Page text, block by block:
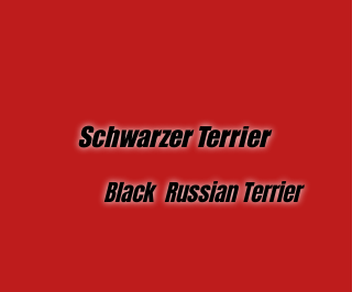
Schwarzer Terrier
Black Russian Terrier